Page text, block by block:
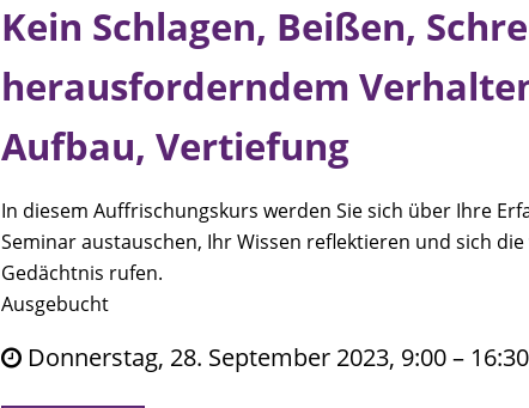
Kein Schlagen, Beißen,
herausforderndem
Aufbau, Vertiefung
In diesem Auffrischungskurs werden Sie sich über Ihre
Seminar austauschen, Ihr Wissen reflektieren und sich
Gedächtnis rufen.
Ausgebucht
Donnerstag, 28. September 2023, 9:00 –